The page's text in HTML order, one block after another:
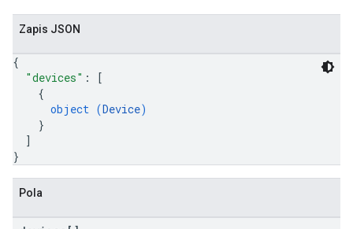
Zapis JSON
{
"devices" :
[
{
object (Device)
}
]
}
Pola